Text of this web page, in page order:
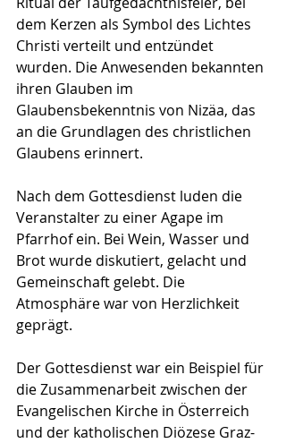
dem Kerzen als Symbol des Lichtes
Christi verteilt und entzündet
wurden. Die Anwesenden bekannten
ihren Glauben im
Glaubensbekenntnis von Nizäa, das
an die Grundlagen des christlichen
Glaubens erinnert.
Nach dem Gottesdienst luden die
Veranstalter zu einer Agape im
Pfarrhof ein. Bei Wein, Wasser und
Brot wurde diskutiert, gelacht und
Gemeinschaft gelebt. Die
Atmosphäre war von Herzlichkeit
geprägt.
Der Gottesdienst war ein Beispiel für
die Zusammenarbeit zwischen der
Evangelischen Kirche in Österreich
und der katholischen Diözese Graz-